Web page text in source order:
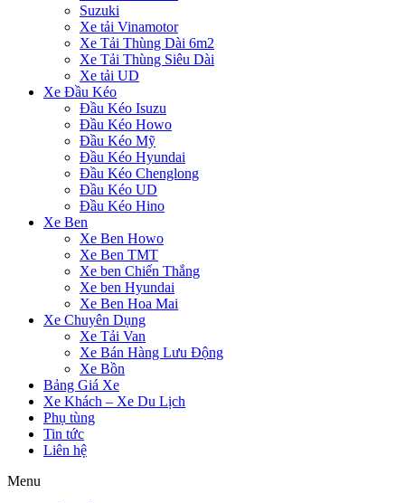
Suzuki
Xe tải Vinamotor
Xe Tải Thùng Dài 6m2
Xe Tải Thùng Siêu Dài
Xe tải UD
Xe Đầu Kéo
Đầu Kéo Isuzu
Đầu Kéo Howo
Đầu Kéo Mỹ
Đầu Kéo Hyundai
Đầu Kéo Chenglong
Đầu Kéo UD
Đầu Kéo Hino
Xe Ben
Xe Ben Howo
Xe Ben TMT
Xe ben Chiến Thắng
Xe ben Hyundai
Xe Ben Hoa Mai
Xe Chuyên Dụng
Xe Tải Van
Xe Bán Hàng Lưu Động
Xe Bồn
Bảng Giá Xe
Xe Khách – Xe Du Lịch
Phụ tùng
Tin tức
Liên hệ
Menu